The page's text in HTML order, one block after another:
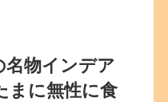
名物インデア
まに無性に食